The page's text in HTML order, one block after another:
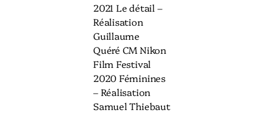
2021 Le détail –
Réalisation
Guillaume
Quéré CM Nikon
Film Festival
2020 Féminines
– Réalisation
Samuel Thiebaut